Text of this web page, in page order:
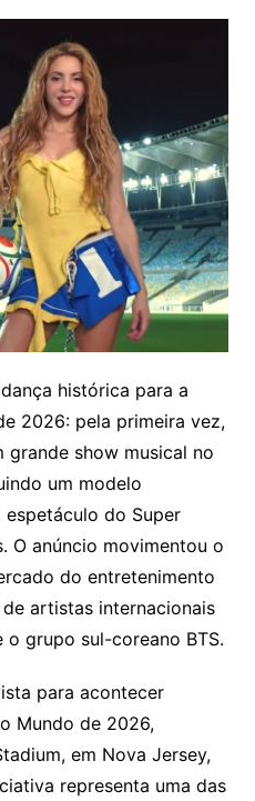
histórica para a
2026: pela primeira vez,
show musical no
um modelo
do Super
O anúncio movimentou o
do entretenimento
artistas internacionais
o grupo sul-coreano BTS.
para acontecer
Mundo de 2026,
em Nova Jersey,
representa uma das